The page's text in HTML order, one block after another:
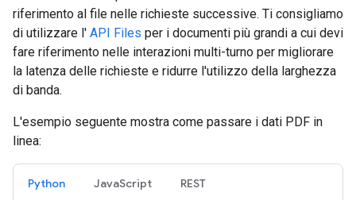
riferimento al file nelle richieste successive. Ti consigliamo
di utilizzare l' API Files per i documenti più grandi a cui devi
fare riferimento nelle interazioni multi-turno per migliorare
la latenza delle richieste e ridurre l'utilizzo della larghezza
di banda.
L'esempio seguente mostra come passare i dati PDF in
linea:
Python JavaScript REST